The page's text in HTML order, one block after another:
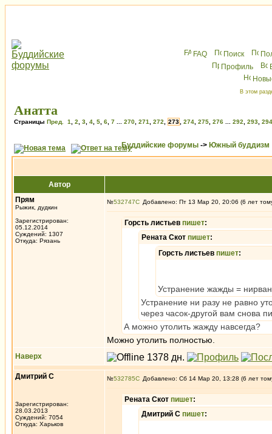
FAQ Поиск
Профиль
В этом
Анатта
Страницы Пред. 1 2 3 4 5 6 7 270 271 272 273 274 275 276 292 293 294
Буддийские форумы -> Южный буддизм
Автор
Прям
Рыжик, дудкин
Зарегистрирован:
05.12.2014
Суждений: 1307
Откуда: Рязань
№532747 Добавлено: Пт 13 Мар 20, 20:06 (6 лет
Горсть листьев пишет:
Рената Скот пишет:
Горсть листьев пишет:
Устранение жажды =
Устранение ни разу не равно
через часок-другой вам снова
А можно утолить жажду навсегда?
Можно утолить полностью.
Наверх
Дмитрий С
Зарегистрирован:
28.03.2013
Суждений: 7054
Откуда: Харьков
№532785 Добавлено: Сб 14 Мар 20, 13:28 (6 лет
Рената Скот пишет:
Дмитрий С пишет: